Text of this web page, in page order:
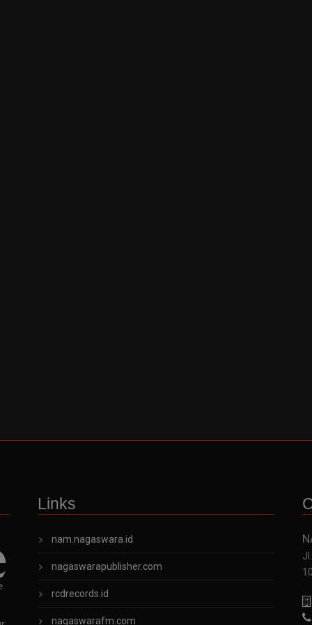
Links
nam.nagaswara.id
nagaswarapublisher.com
rcdrecords.id
nagaswarafm.com